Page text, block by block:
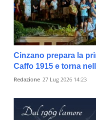
Cinzano prepara la
Caffo 1915 e torna
Redazione 27 Lug 2026 14:23